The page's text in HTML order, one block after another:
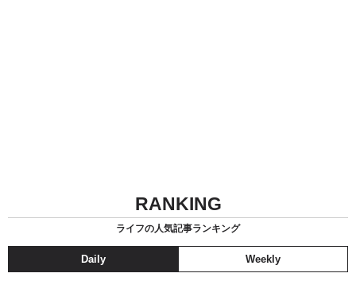
RANKING
ライフの人気記事ランキング
Daily Weekly